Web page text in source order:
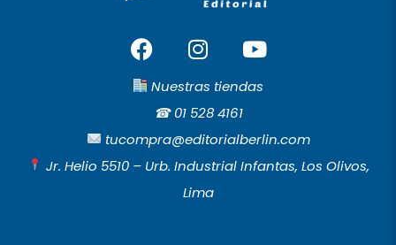
F
a
c
b
o
o
I
n
s
t
a
g
r
a
Y
o
u
u
b
e
Nuestras tiendas
☎︎01 528 4161
tucompra@editorialberlin.com
Jr. Helio 5510 – Urb. Industrial Infantas, Los Olivos,
Lima